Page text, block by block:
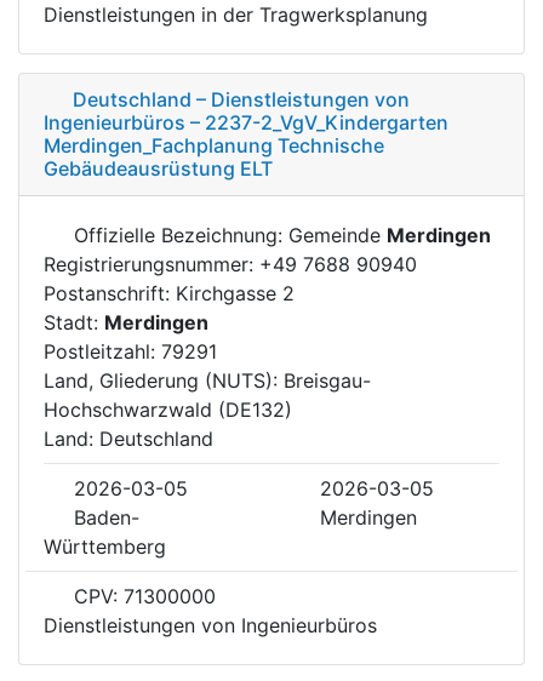
Dienstleistungen in der Tragwerksplanung
Deutschland – Dienstleistungen von
Ingenieurbüros – 2237-2_VgV_Kindergarten
Merdingen_Fachplanung Technische
Gebäudeausrüstung ELT
Offizielle Bezeichnung: Gemeinde Merdingen
Registrierungsnummer: +49 7688 90940
Postanschrift: Kirchgasse 2
Stadt: Merdingen
Postleitzahl: 79291
Land, Gliederung (NUTS): Breisgau-
Hochschwarzwald (DE132)
Land: Deutschland
2026-03-05
2026-03-05
Baden-
Württemberg
Merdingen
CPV: 71300000
Dienstleistungen von Ingenieurbüros